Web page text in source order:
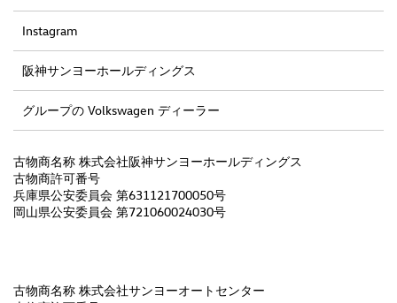
Instagram
阪神サンヨーホールディングス
グループの Volkswagen ディーラー
古物商名称 株式会社阪神サンヨーホールディングス
古物商許可番号
兵庫県公安委員会 第631121700050号
岡山県公安委員会 第721060024030号
古物商名称 株式会社サンヨーオートセンター